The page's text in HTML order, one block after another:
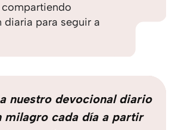
compartiendo
diaria para seguir a
nuestro devocional diario
milagro cada día a partir